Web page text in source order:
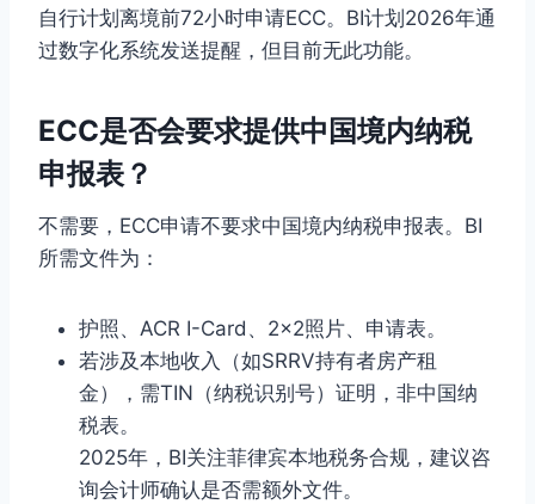
自行计划离境前72小时申请ECC。BI计划2026年通
过数字化系统发送提醒，但目前无此功能。
ECC是否会要求提供中国境内纳税
申报表？
不需要，ECC申请不要求中国境内纳税申报表。BI
所需文件为：
护照、ACR I-Card、2×2照片、申请表。
若涉及本地收入（如SRRV持有者房产租
金），需TIN（纳税识别号）证明，非中国纳
税表。
2025年，BI关注菲律宾本地税务合规，建议咨
询会计师确认是否需额外文件。